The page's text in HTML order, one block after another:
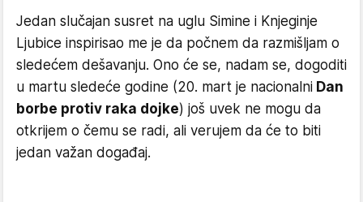
Jedan slučajan susret na uglu Simine i Knjeginje
Ljubice inspirisao me je da počnem da razmišljam o
sledećem dešavanju. Ono će se, nadam se, dogoditi
u martu sledeće godine (20. mart je nacionalni Dan
borbe protiv raka dojke) još uvek ne mogu da
otkrijem o čemu se radi, ali verujem da će to biti
jedan važan događaj.